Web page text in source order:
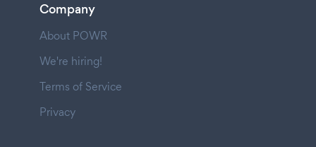
Company
About POWR
We're hiring!
Terms of Service
Privacy